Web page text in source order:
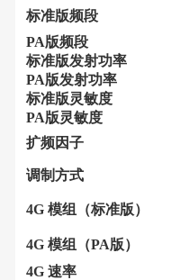
标准版频段
PA版频段
标准版发射功率
PA版发射功率
标准版灵敏度
PA版灵敏度
扩频因子
调制方式
4G 模组（标准版）
4G 模组（PA版）
4G 速率